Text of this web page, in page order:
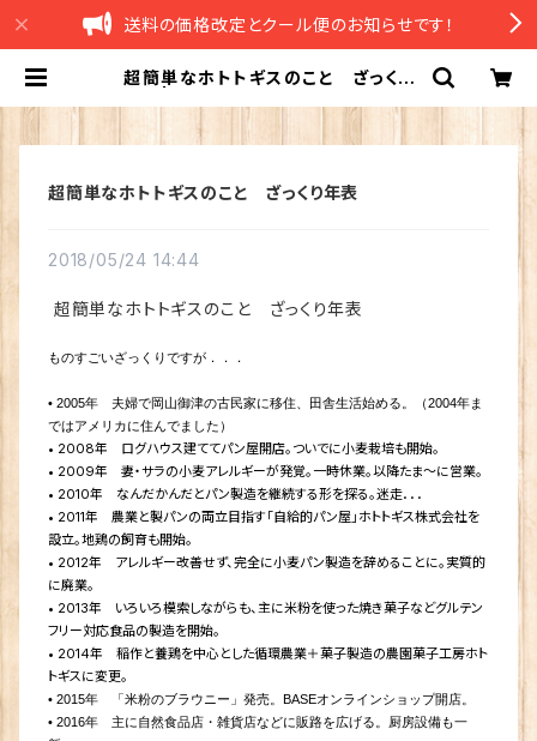
送料の価格改定とクール便のお知らせです！
超簡単なホトトギスのこと ざっくり
ラウニーオンラインショップ
超簡単なホトトギスのこと ざっくり年表
2018/05/24 14:44
超簡単なホトトギスのこと ざっくり年表
ものすごいざっくりですが．．．
• 2005年 夫婦で岡山御津の古民家に移住、田舎生活始める。（2004年ま
ではアメリカに住んでました）
• 2008年 ログハウス建ててパン屋開店。ついでに小麦栽培も開始。
• 2009年 妻・サラの小麦アレルギーが発覚。一時休業。以降たま〜に営業。
• 2010年 なんだかんだとパン製造を継続する形を探る。迷走．．．
• 2011年 農業と製パンの両立目指す「自給的パン屋」ホトトギス株式会社を
設立。地鶏の飼育も開始。
• 2012年 アレルギー改善せず、完全に小麦パン製造を辞めることに。実質的
に廃業。
• 2013年 いろいろ模索しながらも、主に米粉を使った焼き菓子などグルテン
フリー対応食品の製造を開始。
• 2014年 稲作と養鶏を中心とした循環農業＋菓子製造の農園菓子工房ホト
トギスに変更。
• 2015年 「米粉のブラウニー」発売。BASEオンラインショップ開店。
• 2016年 主に自然食品店・雑貨店などに販路を広げる。厨房設備も一